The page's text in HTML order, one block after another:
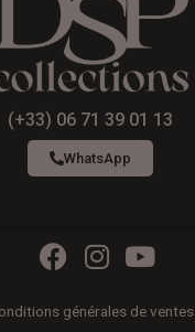
(+33) 06 71 39 01 13
WhatsApp
F
c
I
s
Y
u
générales de ventes